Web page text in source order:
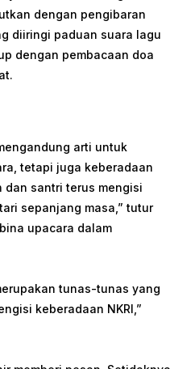
dengan pengibaran
diiringi paduan suara lagu
dengan pembacaan doa
arti untuk
tetapi juga keberadaan
santri terus mengisi
sepanjang masa,” tutur
upacara dalam
tunas-tunas yang
keberadaan NKRI,”